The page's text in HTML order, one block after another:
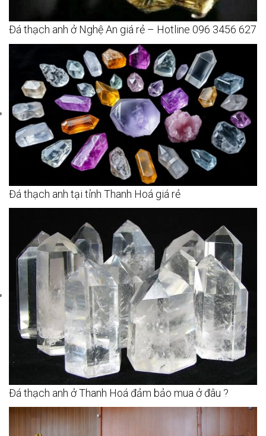
Đá thạch anh ở Nghệ An giá rẻ – Hotline 096 3456 627
Đá thạch anh tại tỉnh Thanh Hoá giá rẻ
Đá thạch anh ở Thanh Hoá đảm bảo mua ở đâu ?